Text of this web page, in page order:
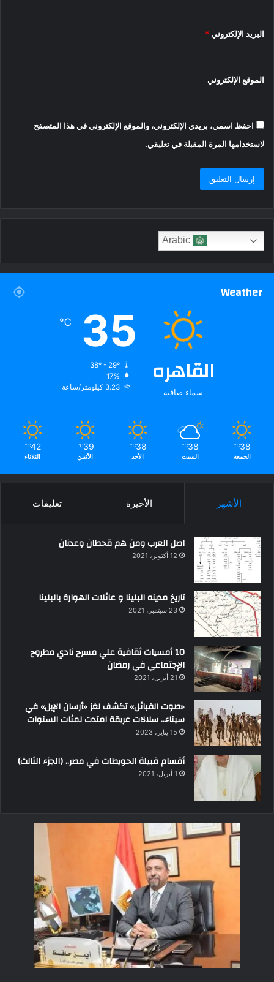
البريد الإلكتروني *
الموقع الإلكتروني
احفظ اسمي، بريدي الإلكتروني، والموقع الإلكتروني في هذا المتصفح
لاستخدامها المرة المقبلة في تعليقي.
Weather
القاهره
سماء صافية
35
℃
17%
3.23 كيلومتر/ساعة
38
℃
الجمعة
38
℃
السبت
38
℃
الأحد
39
℃
الأثنين
42
℃
الثلاثاء
الأشهر الأخيرة تعليقات
اصل العرب ومن هم قحطان وعدنان
12 أكتوبر، 2021
تاريخ مدينه البلينا و عائلات الهوارة بالبلينا
23 سبتمبر، 2021
10 أمسيات ثقافية علي مسرح نادي مطروح
الإجتماعي في رمضان
21 أبريل، 2021
«صوت القبائل» تكشف لغز «أرسان الإبل» في
سيناء.. سلالات عريقة امتدت لمئات السنوات
15 يناير، 2023
أقسام قبيلة الحويطات في مصر.. (الجزء الثالث)
1 أبريل، 2021